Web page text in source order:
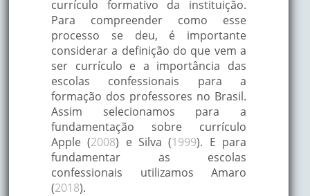
currículo formativo da instituição.
Para compreender como esse
processo se deu, é importante
considerar a definição do que vem a
ser currículo e a importância das
escolas confessionais para a
formação dos professores no Brasil.
Assim selecionamos para a
fundamentação sobre currículo
Apple (2008) e Silva (1999). E para
fundamentar as escolas
confessionais utilizamos Amaro
(2018).